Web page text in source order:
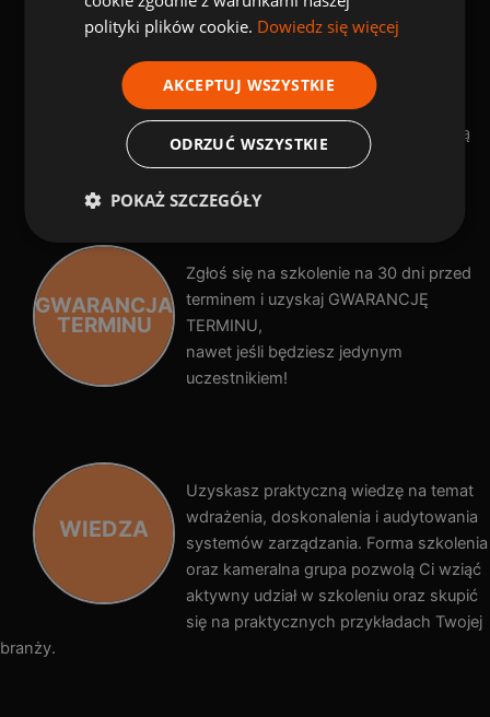
SZKOLENIA
3w1
Oszczędzasz do
2000 zł
Wymagania ISO + Pełnomocnik +
Audytor,
czyli trzy szkolenia w jednej cenie dają
oszczędności nawet do 2000 zł .
GWARANCJA
TERMINU
Zgłoś się na szkolenie na 30 dni przed
terminem i uzyskaj GWARANCJĘ
TERMINU,
nawet jeśli będziesz jedynym
uczestnikiem!
WIEDZA
Uzyskasz praktyczną wiedzę na temat
wdrażenia, doskonalenia i audytowania
systemów zarządzania. Forma szkolenia
oraz kameralna grupa pozwolą Ci wziąć
aktywny udział w szkoleniu oraz skupić
się na praktycznych przykładach Twojej
branży.
polityki plików cookie. Dowiedz się więcej
AKCEPTUJ WSZYSTKIE
ODRZUĆ WSZYSTKIE
POKAŻ SZCZEGÓŁY